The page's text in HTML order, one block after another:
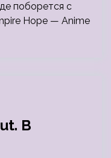
поборется с
Hope — Anime
В